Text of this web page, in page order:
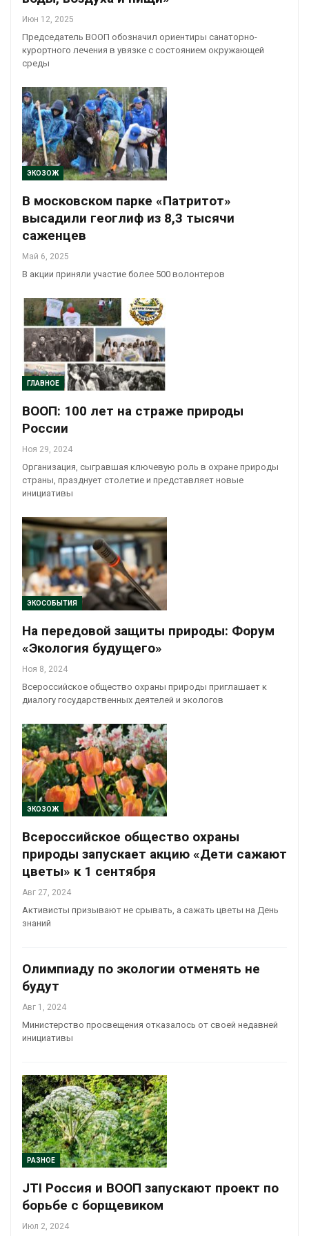
Июн 12, 2025
Председатель ВООП обозначил ориентиры санаторно-
курортного лечения в увязке с состоянием окружающей
среды
ЭКОЗОЖ
В московском парке «Патритот»
высадили геоглиф из 8,3 тысячи
саженцев
Май 6, 2025
В акции приняли участие более 500 волонтеров
ГЛАВНОЕ
ВООП: 100 лет на страже природы
России
Ноя 29, 2024
Организация, сыгравшая ключевую роль в охране природы
страны, празднует столетие и представляет новые
инициативы
ЭКОСОБЫТИЯ
На передовой защиты природы: Форум
«Экология будущего»
Ноя 8, 2024
Всероссийское общество охраны природы приглашает к
диалогу государственных деятелей и экологов
ЭКОЗОЖ
Всероссийское общество охраны
природы запускает акцию «Дети сажают
цветы» к 1 сентября
Авг 27, 2024
Активисты призывают не срывать, а сажать цветы на День
знаний
Олимпиаду по экологии отменять не
будут
Авг 1, 2024
Министерство просвещения отказалось от своей недавней
инициативы
РАЗНОЕ
JTI Россия и ВООП запускают проект по
борьбе с борщевиком
Июл 2, 2024